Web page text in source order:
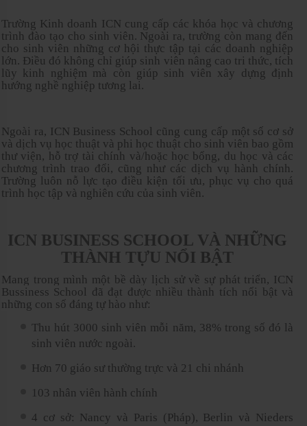
Trường Kinh doanh ICN cung cấp các khóa học và chương
trình đào tạo cho sinh viên. Ngoài ra, trường còn mang đến
cho sinh viên những cơ hội thực tập tại các doanh nghiệp
lớn. Điều đó không chỉ giúp sinh viên nâng cao tri thức, tích
lũy kinh nghiệm mà còn giúp sinh viên xây dựng định
hướng nghề nghiệp tương lai.
Ngoài ra, ICN Business School cũng cung cấp một số cơ sở
và dịch vụ học thuật và phi học thuật cho sinh viên bao gồm
thư viện, hỗ trợ tài chính và/hoặc học bổng, du học và các
chương trình trao đổi, cũng như các dịch vụ hành chính.
Trường luôn nỗ lực tạo điều kiện tối ưu, phục vụ cho quá
trình học tập và nghiên cứu của sinh viên.
ICN BUSINESS SCHOOL VÀ NHỮNG
THÀNH TỰU NỔI BẬT
Mang trong mình một bề dày lịch sử về sự phát triển, ICN
Bussiness School đã đạt được nhiều thành tích nổi bật và
những con số đáng tự hào như:
Thu hút 3000 sinh viên mỗi năm, 38% trong số đó là
sinh viên nước ngoài.
Hơn 70 giáo sư thường trực và 21 chi nhánh
103 nhân viên hành chính
4 cơ sở: Nancy và Paris (Pháp), Berlin và Nieders